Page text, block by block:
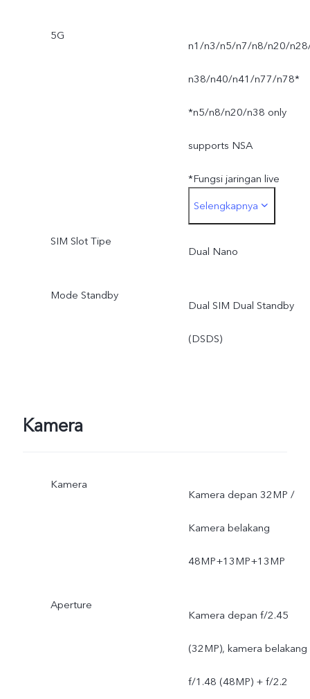
5G
n1/n3/n5/n7/n8/n20/
n38/n40/n41/n77/n78*
*n5/n8/n20/n38 only
supports NSA
*Fungsi jaringan live
tergantung dari
ketersediaan layanan
ketentuan dan hukum
berlaku, dukungan
Selengkapnya
SIM Slot Tipe
Dual Nano
Mode Standby
Dual SIM Dual Standby
(DSDS)
Kamera
Kamera
Kamera depan 32MP /
Kamera belakang
48MP+13MP+13MP
Aperture
Kamera depan f/2.45
(32MP), kamera belakang
f/1.48 (48MP) + f/2.2